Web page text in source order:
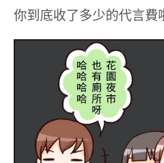
你到底收了多少的代言費